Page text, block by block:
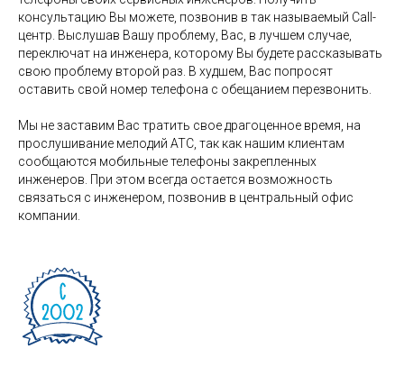
консультацию Вы можете, позвонив в так называемый Call-
центр. Выслушав Вашу проблему, Вас, в лучшем случае,
переключат на инженера, которому Вы будете рассказывать
свою проблему второй раз. В худшем, Вас попросят
оставить свой номер телефона с обещанием перезвонить.
Мы не заставим Вас тратить свое драгоценное время, на
прослушивание мелодий АТС, так как нашим клиентам
сообщаются мобильные телефоны закрепленных
инженеров. При этом всегда остается возможность
связаться с инженером, позвонив в центральный офис
компании.